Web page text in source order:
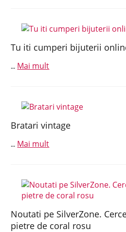
Tu iti cumperi bijuterii
... Mai mult
Bratari vintage
... Mai mult
Noutati pe SilverZone.
pietre de coral rosu